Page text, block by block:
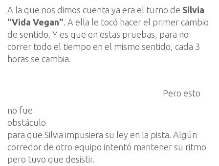
A la que nos dimos cuenta ya era el turno de Silvia
"Vida Vegan" . A ella le tocó hacer el primer cambio
de sentido. Y es que en estas pruebas, para no
correr todo el tiempo en el mismo sentido, cada 3
horas se cambia.
Pero esto
no fue
obstáculo
para que Silvia impusiera su ley en la pista. Algún
corredor de otro equipo intentó mantener su ritmo
pero tuvo que desistir.